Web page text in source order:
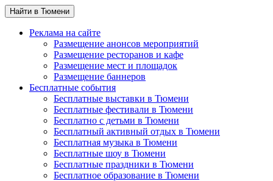
Найти в Тюмени
Реклама на сайте
Размещение анонсов мероприятий
Размещение ресторанов и кафе
Размещение мест и площадок
Размещение баннеров
Бесплатные события
Бесплатные выставки в Тюмени
Бесплатные фестивали в Тюмени
Бесплатно с детьми в Тюмени
Бесплатный активный отдых в Тюмени
Бесплатная музыка в Тюмени
Бесплатные шоу в Тюмени
Бесплатные праздники в Тюмени
Бесплатное образование в Тюмени